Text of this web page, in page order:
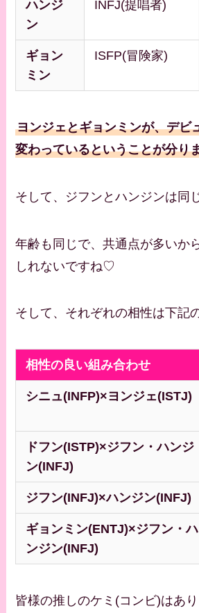
ハンジ
ン
INFJ(提唱者)
ギョン
ミン
ISFP(冒険家)
ヨンジェとギョンミンが、デビ
変わっているということが分り
そして、ジフンとハンジンは同
年齢も同じで、共通点が多いか
しれないですね♡
そして、それぞれの相性は下記
相性の良い組み合わせ
シニュ(INFP)×ヨンジェ(ISTJ)
ドフン(ISTP)×ジフン・ハンジ
ン(INFJ)
ジフン(INFJ)×ハンジン(INFJ)
ギョンミン(ENTJ)×ジフン・ハ
ンジン(INFJ)
皆様の推しのケミ(コンビ)はあ